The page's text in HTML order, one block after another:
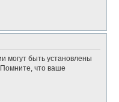
могут быть установлены
что ваше